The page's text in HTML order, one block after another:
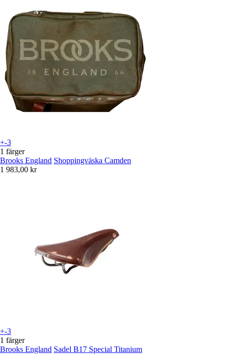
+-3
1 färger
Brooks England Shoppingväska Camden
1 983,00 kr
+-3
1 färger
Brooks England Sadel B17 Special Titanium